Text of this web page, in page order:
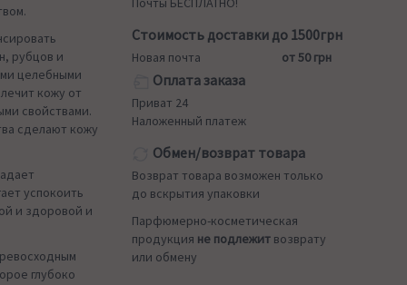
рубцов и
целебными
кожу от
свойствами.
сделают кожу
успокоить
и здоровой и
глубоко
Стоимость доставки до 1500грн
Новая почта от 50 грн
Оплата заказа
Приват 24
Наложенный платеж
Обмен/возврат товара
Возврат товара возможен только
до вскрытия упаковки
Парфюмерно-косметическая
продукция не подлежит возврату
или обмену